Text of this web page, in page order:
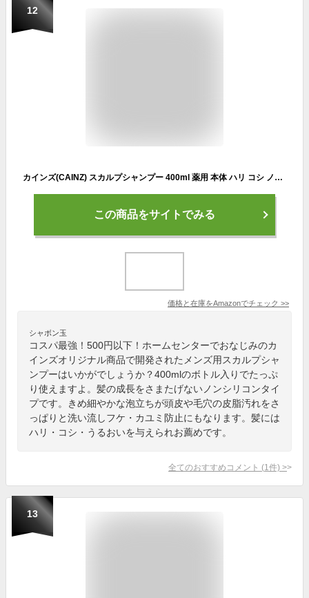
12
カインズ(CAINZ) スカルプシャンプー 400ml 薬用 本体 ハリ コシ ノンシリコン フケ防止 かゆみ防止 メンズ ヘアケア
この商品をサイトでみる
価格と在庫をAmazonでチェック >>
シャボン玉
コスパ最強！500円以下！ホームセンターでおなじみのカ
インズオリジナル商品で開発されたメンズ用スカルプシャ
ンプーはいかがでしょうか？400mlのボトル入りでたっぷ
り使えますよ。髪の成長をさまたげないノンシリコンタイ
プです。きめ細やかな泡立ちが頭皮や毛穴の皮脂汚れをさ
っぱりと洗い流しフケ・カユミ防止にもなります。髪には
ハリ・コシ・うるおいを与えられお薦めです。
全てのおすすめコメント (1 件) >
13